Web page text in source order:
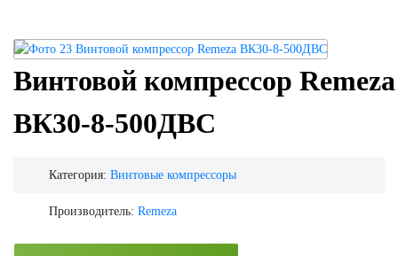
Винтовой компрессор Remeza
ВК30-8-500ДВС
Категория: Винтовые компрессоры
Производитель: Remeza